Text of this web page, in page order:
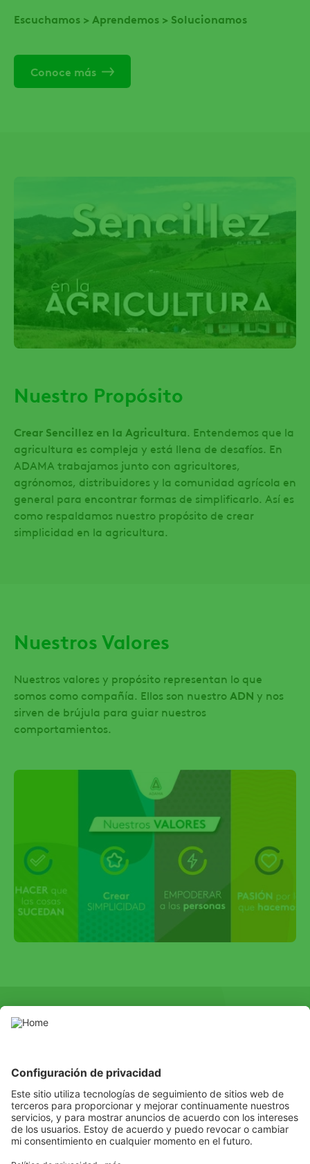
Escuchamos > Aprendemos > Solucionamos
Conoce más
Nuestro Propósito
Crear Sencillez en la Agricultura. Entendemos que la
agricultura es compleja y está llena de desafíos. En
ADAMA trabajamos junto con agricultores,
agrónomos, distribuidores y la comunidad agrícola en
general para encontrar formas de simplificarlo. Así es
como respaldamos nuestro propósito de crear
simplicidad en la agricultura.
Nuestros Valores
Nuestros valores y propósito representan lo que
somos como compañía. Ellos son nuestroADN y nos
sirven de brújula para guiar nuestros
comportamientos.
Channel
© Copyright ©2016 ADAMA Andina B.V. Sucursal Colombia - Todos
los derechos reservados